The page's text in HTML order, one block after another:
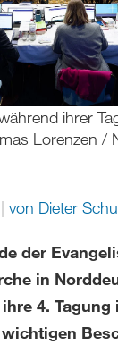
ihrer
Lorenzen /
von Dieter
der
in
4.